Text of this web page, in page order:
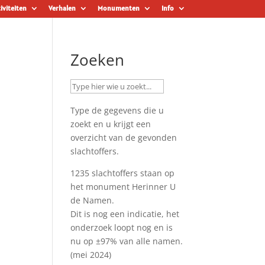
Verhalen Monumenten Info
Zoeken
Type de gegevens die u
zoekt en u krijgt een
overzicht van de gevonden
slachtoffers.
1235 slachtoffers staan op
het monument Herinner U
de Namen.
Dit is nog een indicatie, het
onderzoek loopt nog en is
nu op ±97% van alle namen.
(mei 2024)